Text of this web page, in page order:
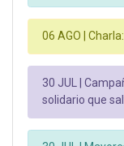
06 AGO |
30 JUL |
solidario que